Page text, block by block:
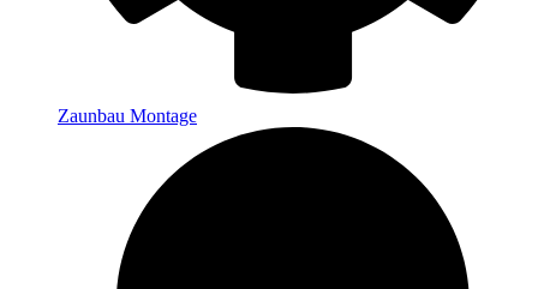
Zaunbau Montage